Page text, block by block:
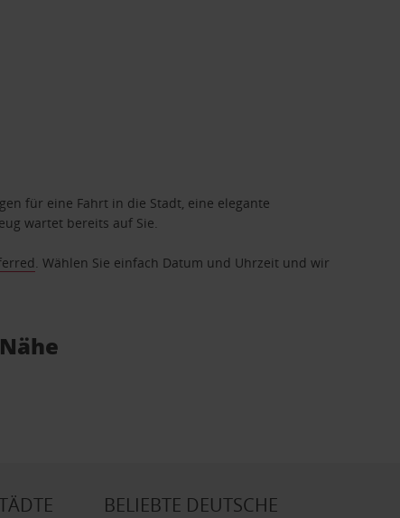
für eine Fahrt in die Stadt, eine elegante
wartet bereits auf Sie.
. Wählen Sie einfach Datum und Uhrzeit und wir
BELIEBTE DEUTSCHE